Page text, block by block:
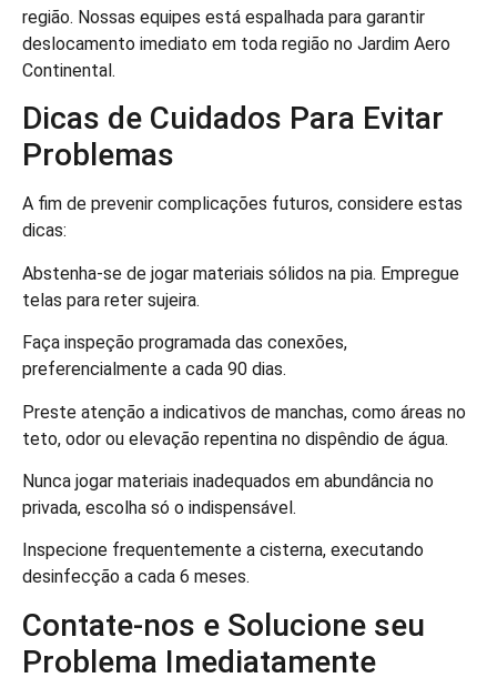
região. Nossas equipes está espalhada para garantir
deslocamento imediato em toda região no Jardim Aero
Continental.
Dicas de Cuidados Para Evitar
Problemas
A fim de prevenir complicações futuros, considere estas
dicas:
Abstenha-se de jogar materiais sólidos na pia. Empregue
telas para reter sujeira.
Faça inspeção programada das conexões,
preferencialmente a cada 90 dias.
Preste atenção a indicativos de manchas, como áreas no
teto, odor ou elevação repentina no dispêndio de água.
Nunca jogar materiais inadequados em abundância no
privada, escolha só o indispensável.
Inspecione frequentemente a cisterna, executando
desinfecção a cada 6 meses.
Contate-nos e Solucione seu
Problema Imediatamente